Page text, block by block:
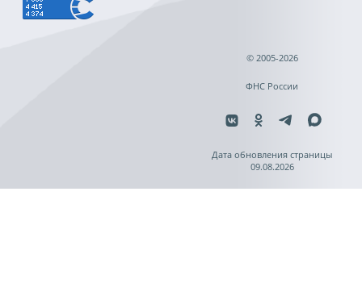
© 2005-2026
ФНС России
Дата обновления страницы
09.08.2026